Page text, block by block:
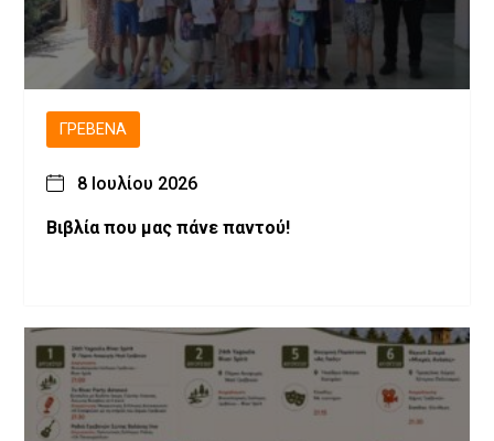
ΓΡΕΒΕΝΆ
8 Ιουλίου 2026
Βιβλία που μας πάνε παντού!